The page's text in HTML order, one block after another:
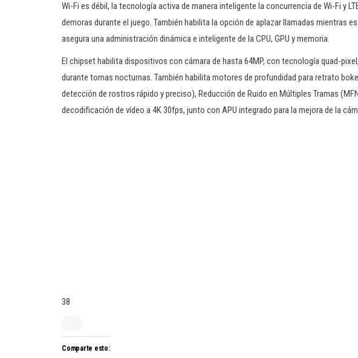
Wi-Fi es débil, la tecnología activa de manera inteligente la concurrencia de Wi-Fi y
demoras durante el juego. También habilita la opción de aplazar llamadas mientras
asegura una administración dinámica e inteligente de la CPU, GPU y memoria.
El chipset habilita dispositivos con cámara de hasta 64MP, con tecnología quad-
durante tomas nocturnas. También habilita motores de profundidad para retrato
detección de rostros rápido y preciso), Reducción de Ruido en Múltiples Tramas
decodificación de vídeo a 4K 30fps, junto con APU integrado para la mejora de la
38
Comparte esto: